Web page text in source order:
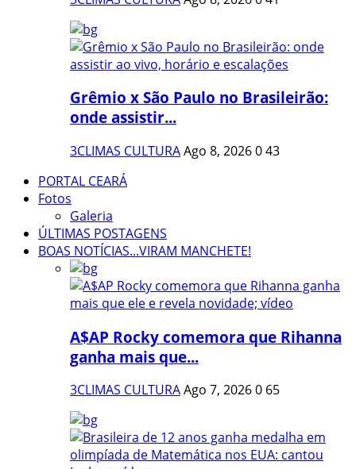
Grêmio x São Paulo no Brasileirão:
onde assistir...
3CLIMAS CULTURAAgo 8, 2026043
PORTAL CEARÁ
Fotos
Galeria
ÚLTIMAS POSTAGENS
BOAS NOTÍCIAS...VIRAM MANCHETE!
A$AP Rocky comemora que Rihanna
ganha mais que...
3CLIMAS CULTURAAgo 7, 20260 65